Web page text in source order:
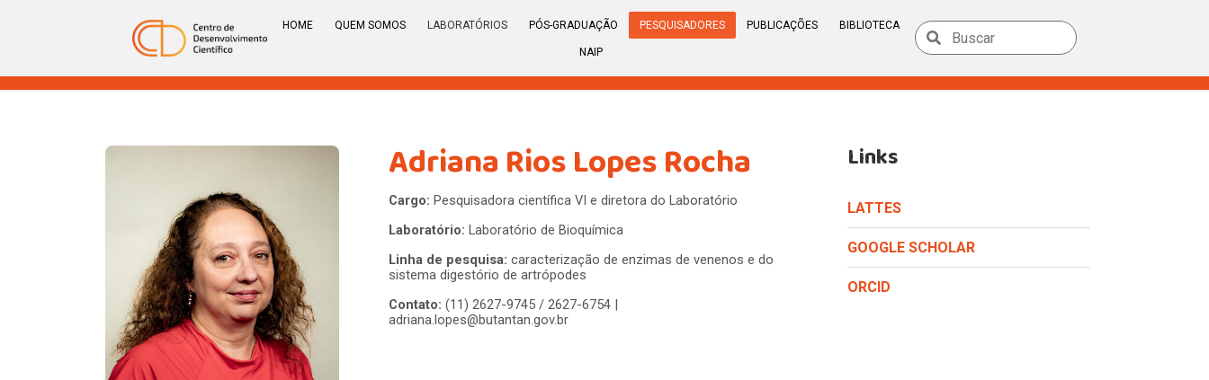
HOME QUEM SOMOS LABORATÓRIOS PÓS-GRADUAÇÃO PESQUISADORES PUBLICAÇÕES BIBLIOTECA
NAIP
Adriana Rios Lopes Rocha
Cargo: Pesquisadora científica VI e diretora do Laboratório
Laboratório: Laboratório de Bioquímica
Linha de pesquisa: caracterização de enzimas de venenos e do
sistema digestório de artrópodes
Contato: (11) 2627-9745 / 2627-6754 |
adriana.lopes@butantan.gov.br
Links
LATTES
GOOGLE SCHOLAR
ORCID